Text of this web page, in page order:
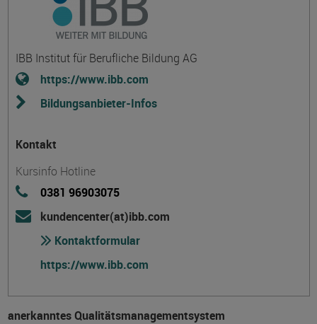
IBB Institut für Berufliche Bildung AG
https://www.ibb.com
Bildungsanbieter-Infos
Kontakt
Kursinfo Hotline
0381 96903075
kundencenter(at)ibb.com
Kontaktformular
https://www.ibb.com
anerkanntes Qualitätsmanagementsystem